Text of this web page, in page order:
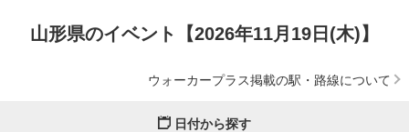
山形県のイベント【2026年11月19日(木)】
ウォーカープラス掲載の駅・路線について
日付から探す